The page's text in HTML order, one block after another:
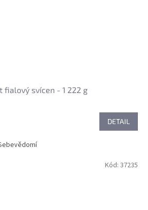
fialový svícen - 1 222 g
DETAIL
Kód: 37235